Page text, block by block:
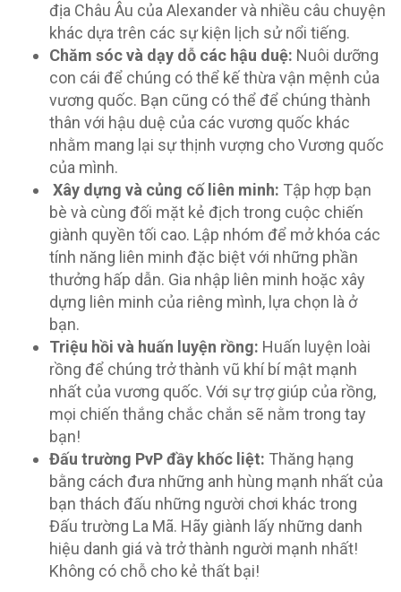
địa Châu Âu của Alexander và nhiều câu chuyện
khác dựa trên các sự kiện lịch sử nổi tiếng.
Chăm sóc và dạy dỗ các hậu duệ: Nuôi dưỡng
con cái để chúng có thể kế thừa vận mệnh của
vương quốc. Bạn cũng có thể để chúng thành
thân với hậu duệ của các vương quốc khác
nhằm mang lại sự thịnh vượng cho Vương quốc
của mình.
Xây dựng và củng cố liên minh: Tập hợp bạn
bè và cùng đối mặt kẻ địch trong cuộc chiến
giành quyền tối cao. Lập nhóm để mở khóa các
tính năng liên minh đặc biệt với những phần
thưởng hấp dẫn. Gia nhập liên minh hoặc xây
dựng liên minh của riêng mình, lựa chọn là ở
bạn.
Triệu hồi và huấn luyện rồng: Huấn luyện loài
rồng để chúng trở thành vũ khí bí mật mạnh
nhất của vương quốc. Với sự trợ giúp của rồng,
mọi chiến thắng chắc chắn sẽ nằm trong tay
bạn!
Đấu trường PvP đầy khốc liệt: Thăng hạng
bằng cách đưa những anh hùng mạnh nhất của
bạn thách đấu những người chơi khác trong
Đấu trường La Mã. Hãy giành lấy những danh
hiệu danh giá và trở thành người mạnh nhất!
Không có chỗ cho kẻ thất bại!